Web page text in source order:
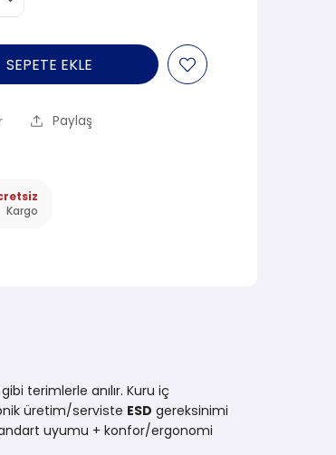
SEPETE EKLE
Paylaş
Kargo
gibi terimlerle anılır. Kuru iç
üretim/serviste ESD gereksinimi
uyumu + konfor/ergonomi